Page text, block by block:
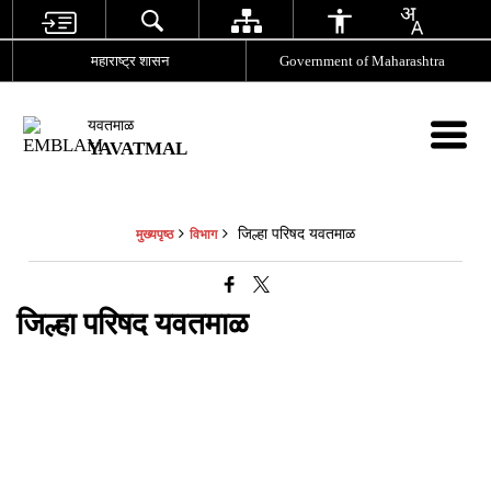
महाराष्ट्र शासन Government of Maharashtra
यवतमाळ
YAVATMAL
मुख्यपृष्ठ विभाग जिल्हा परिषद यवतमाळ
जिल्हा परिषद यवतमाळ